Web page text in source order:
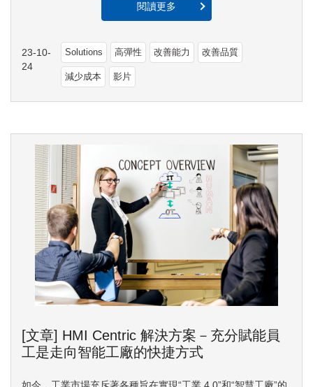
閱讀更多
23-10-
24
Solutions 高彈性 改善能力 改善品質
減少成本 影片
[文章] HMI Centric 解決方案－充分賦能員
工是走向智能工廠的快捷方式